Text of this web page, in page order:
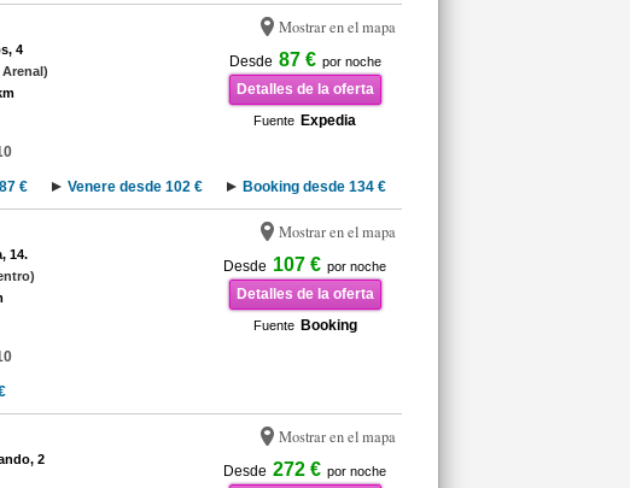
Mostrar en el mapa
Desde 87 € por noche
Detalles de la oferta
Fuente Expedia
4
Arenal)
€ Venere desde 102 € Booking desde 134 €
Mostrar en el mapa
Desde 107 € por noche
Detalles de la oferta
Fuente Booking
14.
Mostrar en el mapa
Desde 272 € por noche
2